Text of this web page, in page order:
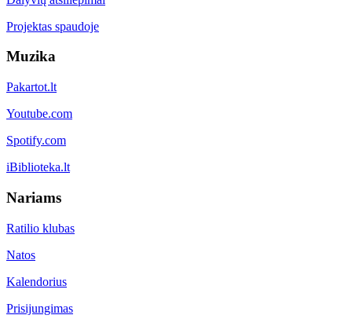
Projektas spaudoje
Muzika
Pakartot.lt
Youtube.com
Spotify.com
iBiblioteka.lt
Nariams
Ratilio klubas
Natos
Kalendorius
Prisijungimas